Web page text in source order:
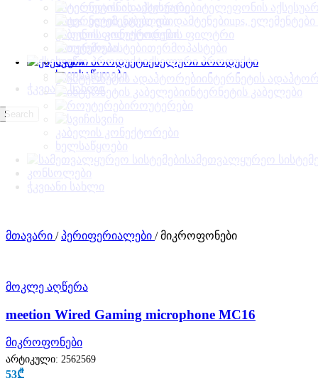
ინტერნეტის ადაპტორები
ინტერნეტის კაბელები
კაბელის კონექტორები
როუტერები
სვიჩი
ხელსაწყოები
ჭკვიანი სახლი
Search
ტელეფონის
ups,
დენის ფილტრი
თერმოპასტები
ქსელური პროდუქტი
ინტერნეტის
ინტერნეტის კაბელები
როუტერები
სვიჩი
კაბელის კონექტორები
ხელსაწყოები
სამეთვალყურეო
კონსოლები
ჭკვიანი სახლი
მთავარი / პერიფერიალები / მიკროფონები
მოკლე აღწერა
meetion Wired Gaming microphone MC16
მიკროფონები
არტიკული: 2562569
53₾